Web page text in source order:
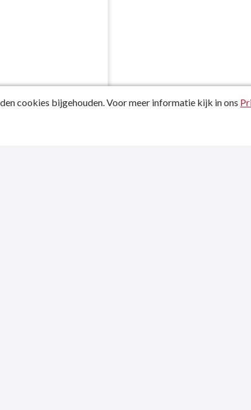
cookies bijgehouden. Voor meer informatie kijk in ons